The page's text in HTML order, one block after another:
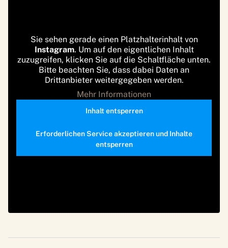
Sie sehen gerade einen Platzhalterinhalt von
Instagram. Um auf den eigentlichen Inhalt
zuzugreifen, klicken Sie auf die Schaltfläche unten.
Bitte beachten Sie, dass dabei Daten an
Drittanbieter weitergegeben werden.
Mehr Informationen
Inhalt entsperren
Erforderlichen Service akzeptieren und Inhalte
entsperren